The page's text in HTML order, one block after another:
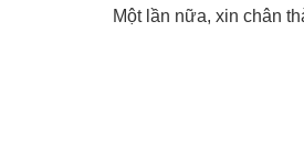
Một lần nữa, xin chân